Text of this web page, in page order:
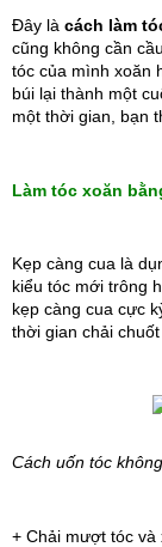
Đây là cách làm
cũng không cần
tóc của mình xoăn
búi lại thành một
một thời gian, bạn
Làm tóc xoăn
Kẹp càng cua là
kiểu tóc mới trông
kẹp càng cua cực
thời gian chải chuốt
Cách uốn tóc
+ Chải mượt tóc và